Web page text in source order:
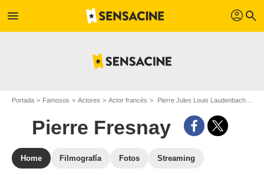
menu profil search
Portada Famosos Actores Actor francés Pierre Jules Louis Laudenbach - Apodo : Pierre Fresnay
Pierre Fresnay
Home Filmografía Fotos Streaming